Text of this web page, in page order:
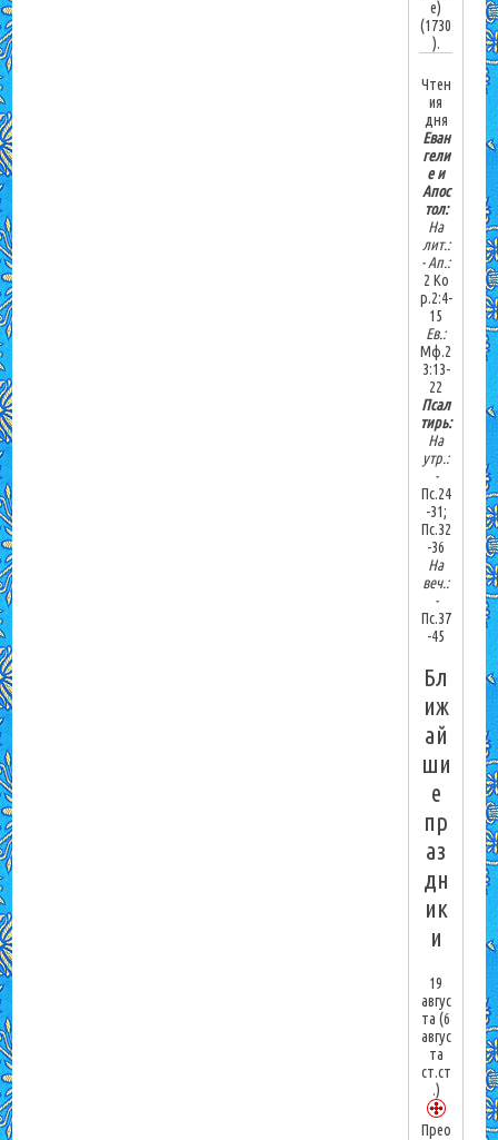
е)
(1730
).
Чтен
ия
дня
Еван
гели
е и
Апос
тол:
На
лит.:
-Ап.:
2 Ко
р.2:4-
15
Ев.:
Мф.2
3:13-
22
Псал
тирь:
На
утр.:
-
Пс.24
-31;
Пс.32
-36
На
веч.:
-
Пс.37
-45
Бл
иж
ай
ши
е
пр
аз
дн
ик
и
19
авгус
та(6
авгус
та
ст.ст
.)
Прео